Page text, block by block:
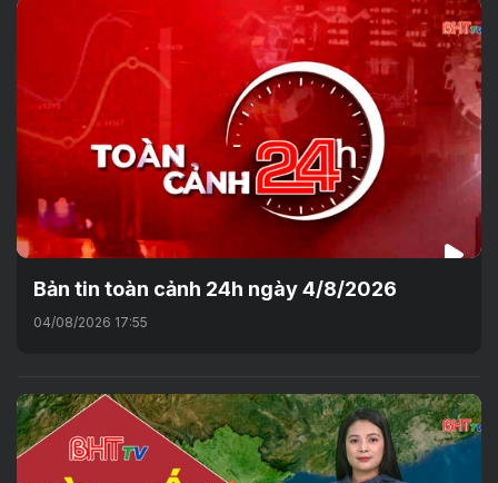
Bản tin toàn cảnh 24h ngày 4/8/2026
04/08/2026 17:55